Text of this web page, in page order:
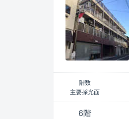
階数
主要採光面
6階